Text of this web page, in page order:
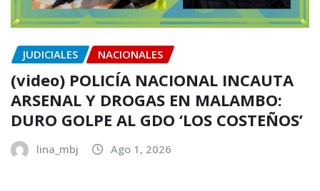
JUDICIALES NACIONALES
(video) POLICÍA NACIONAL INCAUTA
ARSENAL Y DROGAS EN MALAMBO:
DURO GOLPE AL GDO ‘LOS COSTEÑOS’
lina_mbj Ago 1, 2026